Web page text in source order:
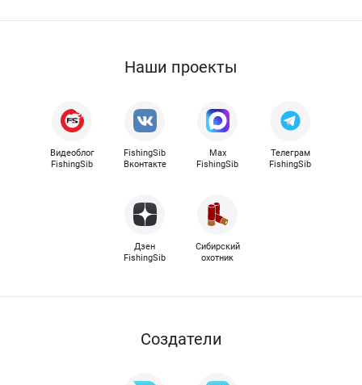
Наши проекты
Видеоблог
FishingSib
FishingSib
Вконтакте
Max
FishingSib
Телеграм
FishingSib
Дзен
FishingSib
Сибирский
охотник
Cоздатели